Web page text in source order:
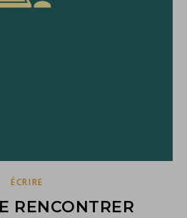
ÉCRIRE
RENCONTRER